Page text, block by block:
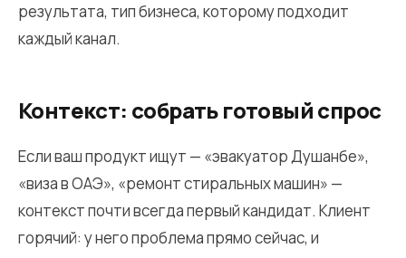
результата, тип бизнеса, которому подходит
каждый канал.
Контекст: собрать готовый спрос
Если ваш продукт ищут — «эвакуатор Душанбе»,
«виза в ОАЭ», «ремонт стиральных машин» —
контекст почти всегда первый кандидат. Клиент
горячий: у него проблема прямо сейчас, и